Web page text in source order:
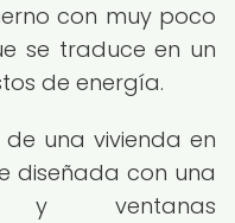
con muy poco
se traduce en un
de energía.
una vivienda en
diseñada con una
y ventanas